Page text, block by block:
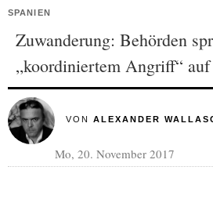
SPANIEN
Zuwanderung: Behörden
„koordiniertem Angriff“
VON ALEXANDER
Mo, 20. November 2017